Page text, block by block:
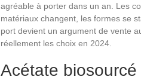
agréable à porter dans un an. Les
matériaux changent, les formes se
port devient un argument de vente
réellement les choix en 2024.
Acétate